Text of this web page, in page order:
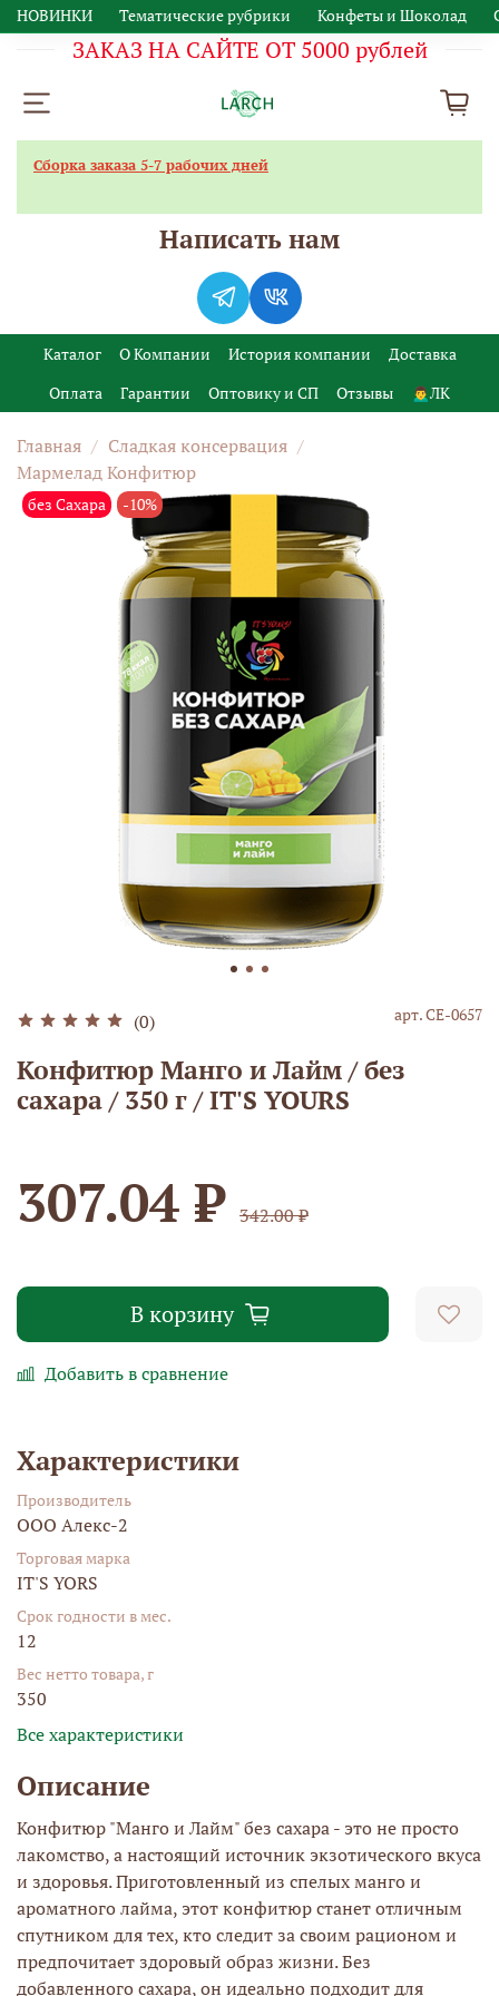
НОВИНКИ Тематические рубрики Конфеты и Шоколад
ЗАКАЗ НА САЙТЕ ОТ 5000 рублей
Каталог О Компании История компании
Доставка
Оплата
Гарантии Оптовику и СП Отзывы 🙍‍♂️ЛК
Главная
Сладкая консервация
Мармелад Конфитюр
без Сахара -10%
(0) арт.СЕ-0657
Конфитюр Манго и Лайм / без
сахара / 350 г / IT'S YOURS
307.04 ₽ 342.00 ₽
В корзину
Добавить в сравнение
Характеристики
Производитель
ООО Алекс-2
Торговая марка
IT'S YORS
Срок годности в мес.
12
Вес нетто товара, г
350
Все характеристики
Описание
Конфитюр "Манго и Лайм" без сахара - это не просто
лакомство, а настоящий источник экзотического вкуса
и здоровья. Приготовленный из спелых манго и
ароматного лайма, этот конфитюр станет отличным
спутником для тех, кто следит за своим рационом и
предпочитает здоровый образ жизни. Без
добавленного сахара, он идеально подходит для
Сборка заказа 5-7 рабочих дней
Написать нам